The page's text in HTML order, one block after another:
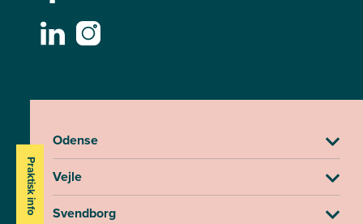
Praktisk info
Odense
Vejle
Svendborg